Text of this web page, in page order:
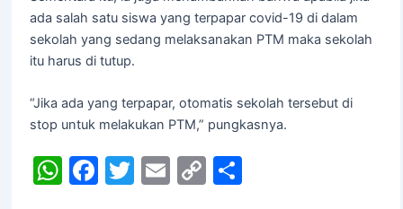
ada salah satu siswa yang terpapar covid-19 di dalam
sekolah yang sedang melaksanakan PTM maka sekolah
itu harus di tutup.
“Jika ada yang terpapar, otomatis sekolah tersebut di
stop untuk melakukan PTM,” pungkasnya.
W F T E C S